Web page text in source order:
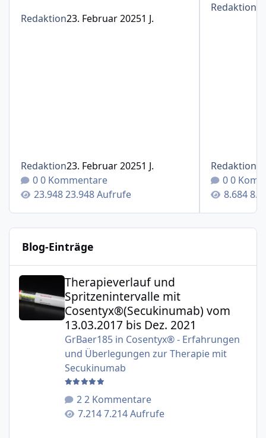
Redaktion23. Februar 20251 J.
Redaktion23. Februar 20251 J.
0 Kommentare
23.948 Aufrufe
Redaktion
Redaktion
0
Blog-Einträge
Therapieverlauf und Spritzenintervalle mit
Therapieverlauf und
Spritzenintervalle mit
Cosentyx®(Secukinumab) vom
13.03.2017 bis Dez. 2021
GrBaer185in Cosentyx® - Erfahrungen
und Überlegungen zur Therapie mit
Secukinumab
2 Kommentare
7.214 Aufrufe